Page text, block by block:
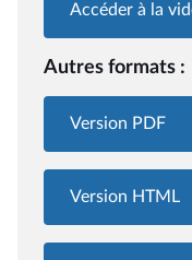
Accéder à la
Autres formats :
Version PDF
Version HTML